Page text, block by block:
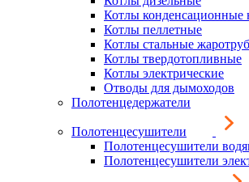
Котлы конденсационные
Котлы пеллетные
Котлы стальные
Котлы твердотопливные
Котлы электрические
Отводы для дымоходов
Полотенцедержатели
Полотенцесушители
Полотенцесушители
Полотенцесушители